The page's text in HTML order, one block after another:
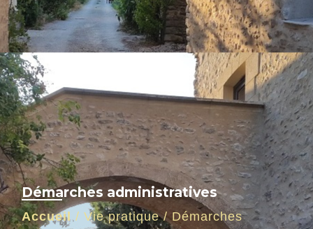
Démarches administratives
Accueil/ Vie pratique/Démarches